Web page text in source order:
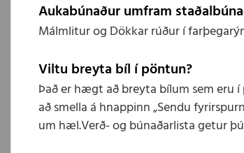
Aukabúnaður umfram
Málmlitur og Dökkar rúður í
Viltu breyta bíl í pöntun?
Það er hægt að breyta bílum sem eru
að smella á hnappinn „Sendu
um hæl.Verð- og búnaðarlista getur